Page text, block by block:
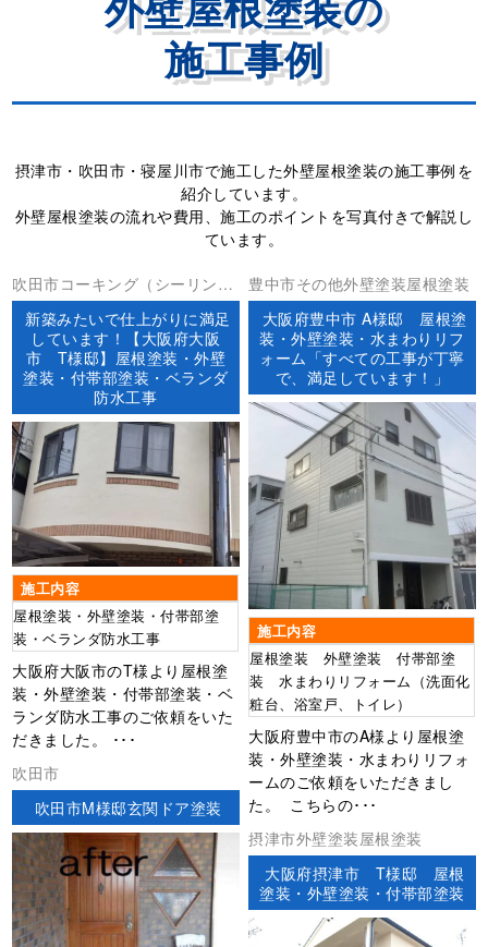
施工事例
摂津市・吹田市・寝屋川市で施工した外壁屋根塗装の施工事例を
紹介しています。
外壁屋根塗装の流れや費用、施工のポイントを写真付きで解説し
ています。
吹田市コーキング（シーリン
グ）ベランダ防水外壁塗装屋根
塗装防水工事
新築みたいで仕上がりに満足
しています！【大阪府大阪
市 T様邸】屋根塗装・外壁
塗装・付帯部塗装・ベランダ
防水工事
施工内容
屋根塗装・外壁塗装・付帯部塗
装・ベランダ防水工事
大阪府大阪市のT様より屋根塗
装・外壁塗装・付帯部塗装・ベ
ランダ防水工事のご依頼をいた
だきました。 ･･･
豊中市その他外壁塗装屋根塗装
大阪府豊中市 A様邸 屋根塗
装・外壁塗装・水まわりリフ
ォーム「すべての工事が丁寧
で、満足しています！」
施工内容
屋根塗装 外壁塗装 付帯部塗
装 水まわりリフォーム（洗面化
粧台、浴室戸、トイレ）
大阪府豊中市のA様より屋根塗
装・外壁塗装・水まわりリフォ
ームのご依頼をいただきまし
た。 こちらの･･･
吹田市
吹田市M様邸玄関ドア塗装
摂津市外壁塗装屋根塗装
大阪府摂津市 T様邸 屋根
塗装・外壁塗装・付帯部塗装